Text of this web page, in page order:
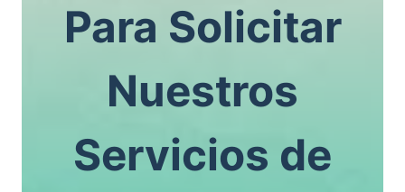
Para Solicitar
Nuestros
Servicios de